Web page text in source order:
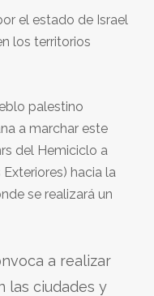
el estado de Israel
los territorios
palestino
a marchar este
del Hemiciclo a
hacia la
se realizará un
a realizar
las ciudades y